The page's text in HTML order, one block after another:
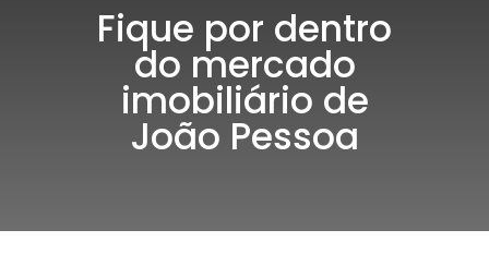
Fique por dentro
do mercado
imobiliário de
João Pessoa